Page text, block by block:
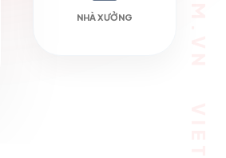
NHÀ XƯỞNG